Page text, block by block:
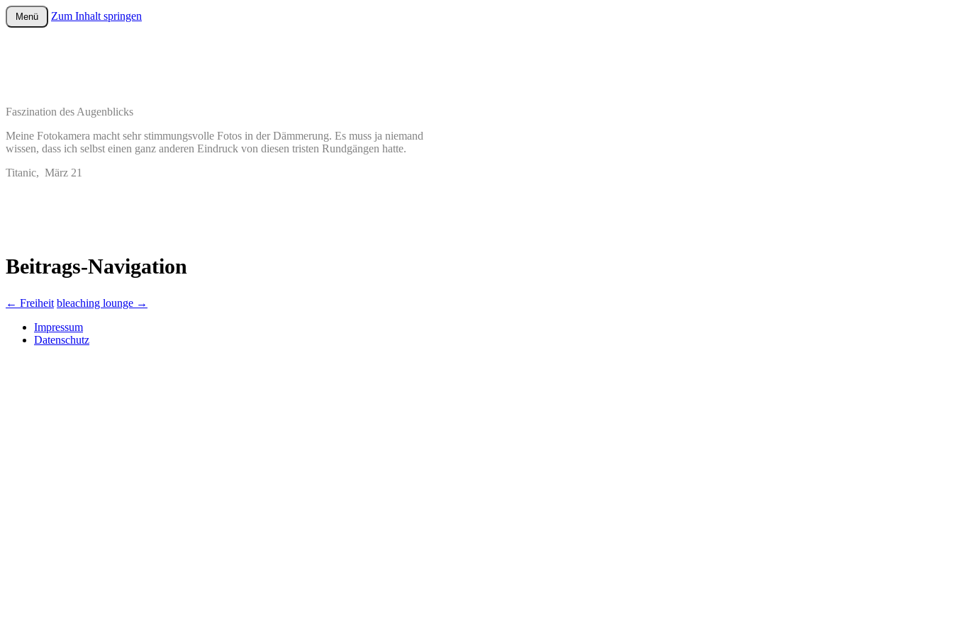
wurster-cartoon-blog.de
Menü Zum Inhalt springen
Faszination des Augenblicks
Meine Fotokamera macht sehr stimmungsvolle Fotos in der Dämmerung. Es muss ja niemand
wissen, dass ich selbst einen ganz anderen Eindruck von diesen tristen Rundgängen hatte.
Titanic, März 21
Beitrags-Navigation
← Freiheit bleaching lounge →
Impressum
Datenschutz